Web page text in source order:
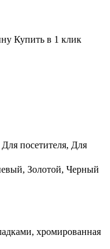
Купить в 1 клик
посетителя, Для
Золотой, Черный
хромированная